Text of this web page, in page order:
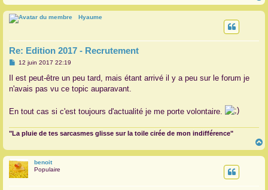
a
u
Hyaume
Re: Edition 2017 - Recrutement
M
s
a
12 juin 2017 22:19
Il est peut-être un peu tard, mais étant arrivé il y a peu sur le forum je
n'avais pas vu ce topic auparavant.
En tout cas si c'est toujours d'actualité je me porte volontaire.
"La pluie de tes sarcasmes glisse sur la toile cirée de mon indifférence"
a
u
benoit
Populaire